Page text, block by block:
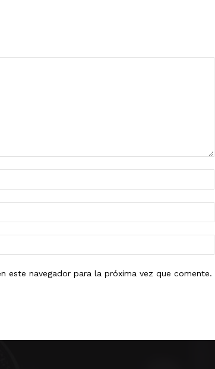
este navegador para la próxima vez que comente.